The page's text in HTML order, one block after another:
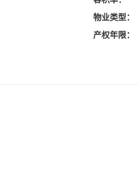
物业类型：
产权年限：